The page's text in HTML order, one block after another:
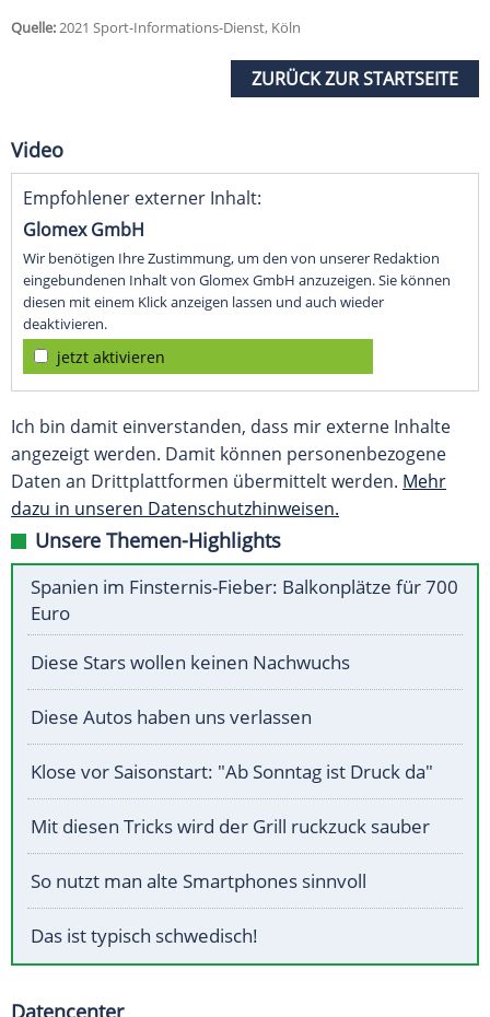
Quelle:2021 Sport-Informations-Dienst, Köln
ZURÜCK ZUR STARTSEITE
Video
Empfohlener externer Inhalt:
Glomex GmbH
Wir benötigen Ihre Zustimmung, um den von unserer Redaktion
eingebundenen Inhalt von Glomex GmbH anzuzeigen. Sie können
diesen mit einem Klick anzeigen lassen und auch wieder
deaktivieren.
jetzt aktivieren
Ich bin damit einverstanden, dass mir externe Inhalte
angezeigt werden. Damit können personenbezogene
Daten an Drittplattformen übermittelt werden. Mehr
dazu in unseren Datenschutzhinweisen.
Unsere Themen-Highlights
Spanien im Finsternis-Fieber: Balkonplätze für 700
Euro
Diese Stars wollen keinen Nachwuchs
Diese Autos haben uns verlassen
Klose vor Saisonstart: "Ab Sonntag ist Druck da"
Mit diesen Tricks wird der Grill ruckzuck sauber
So nutzt man alte Smartphones sinnvoll
Das ist typisch schwedisch!